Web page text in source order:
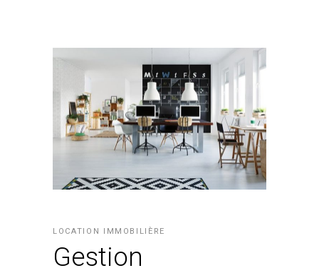
LOCATION IMMOBILIÈRE
Gestion